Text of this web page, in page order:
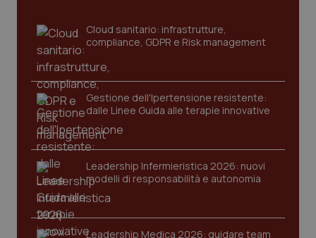
Cloud sanitario: infrastrutture,
compliance, GDPR e Risk management
Gestione dell'Ipertensione resistente:
dalle Linee Guida alle terapie innovative
Leadership Infermieristica 2026: nuovi
modelli di responsabilità e autonomia
Leadership Medica 2026: guidare team
protette del sito. Il sito web non è in grado di
funzionare correttamente senza questi cookie.
Nome
VISITOR_PRIVACY_METADATA
YouTube
.youtube.com